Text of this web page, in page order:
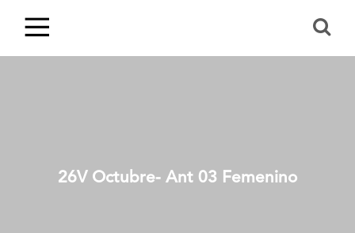
26V Octubre- Ant 03 Femenino